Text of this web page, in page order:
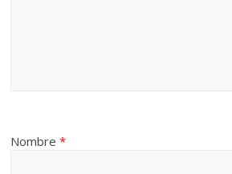
Nombre*